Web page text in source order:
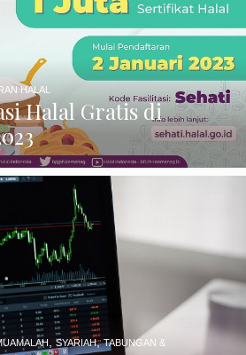
Halal Gratis di
HALAL
, SYARIAH,TABUNGAN &